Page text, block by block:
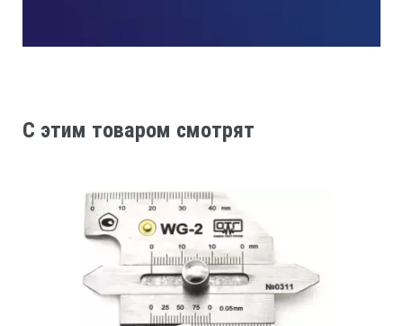
0,5–15,0
C этим товаром смотрят